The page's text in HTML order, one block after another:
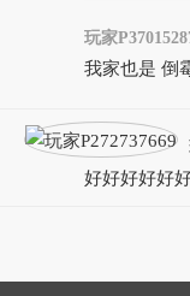
玩家
我家也是 倒
好好好好好